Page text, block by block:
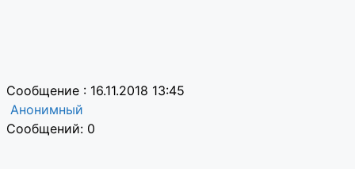
Сообщение : 16.11.2018 13:45
Анонимный
Сообщений: 0